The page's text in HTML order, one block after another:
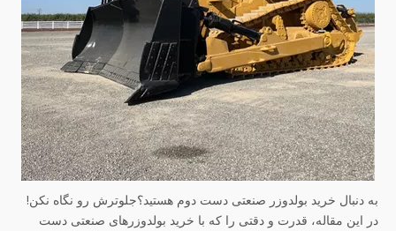
به دنبال خرید بولدوزر صنعتی دست دوم هستید؟جلوترش رو نگاه نکن!
در این مقاله، قدرت و دقتی را که با خرید بولدوزرهای صنعتی دست